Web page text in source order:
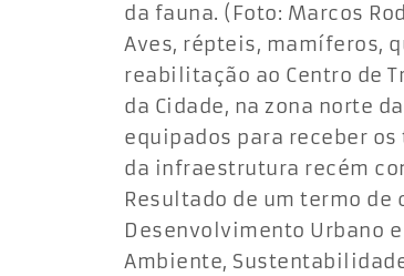
da fauna. (Foto: Marcos
Aves, répteis, mamíferos,
reabilitação ao Centro de
da Cidade, na zona norte
equipados para receber
da infraestrutura recém
Resultado de um termo
Desenvolvimento Urbano
Ambiente,